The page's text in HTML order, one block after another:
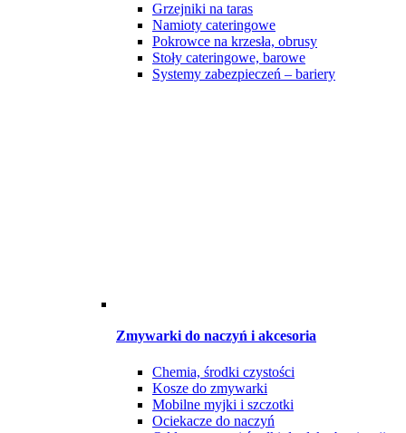
Grzejniki na taras
Namioty cateringowe
Pokrowce na krzesła, obrusy
Stoły cateringowe, barowe
Systemy zabezpieczeń – bariery
Zmywarki do naczyń i akcesoria
Chemia, środki czystości
Kosze do zmywarki
Mobilne myjki i szczotki
Ociekacze do naczyń